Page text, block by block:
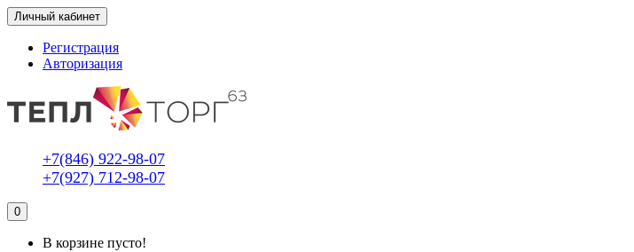
Личный кабинет
Регистрация
Авторизация
+7(846) 922-98-07
+7(927) 712-98-07
0
В корзине пусто!